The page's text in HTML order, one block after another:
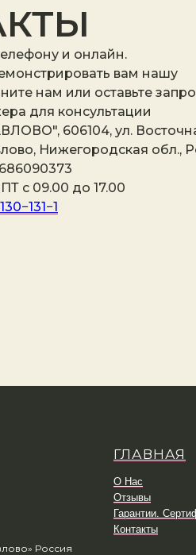
и онлайн.
вам нашу
нам или оставьте
для консультации
606104, ул.
Нижегородская обл.,
с 09.00 до 17.00
Россия
ГЛАВНАЯ
О Нас
Отзывы
Гарантии.
Контакты